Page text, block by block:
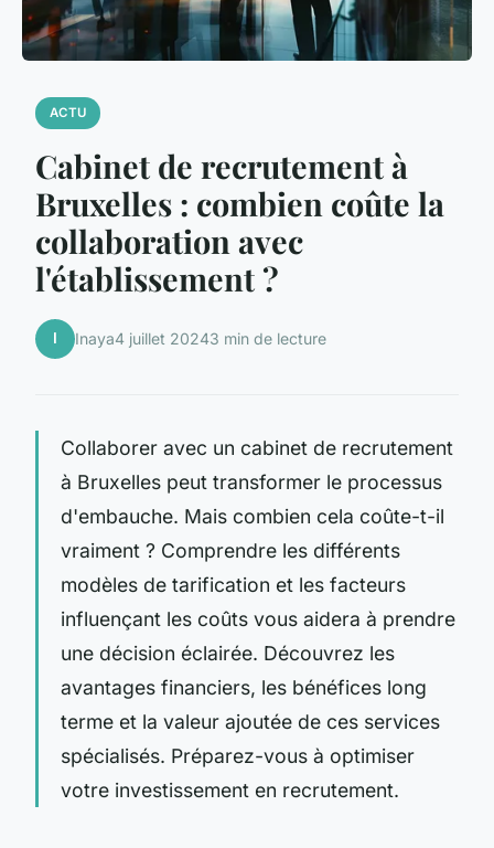
ACTU
Cabinet de recrutement à
Bruxelles : combien coûte la
collaboration avec
l'établissement ?
I Inaya4 juillet 20243 min de lecture
Collaborer avec un cabinet de recrutement
à Bruxelles peut transformer le processus
d'embauche. Mais combien cela coûte-t-il
vraiment ? Comprendre les différents
modèles de tarification et les facteurs
influençant les coûts vous aidera à prendre
une décision éclairée. Découvrez les
avantages financiers, les bénéfices long
terme et la valeur ajoutée de ces services
spécialisés. Préparez-vous à optimiser
votre investissement en recrutement.